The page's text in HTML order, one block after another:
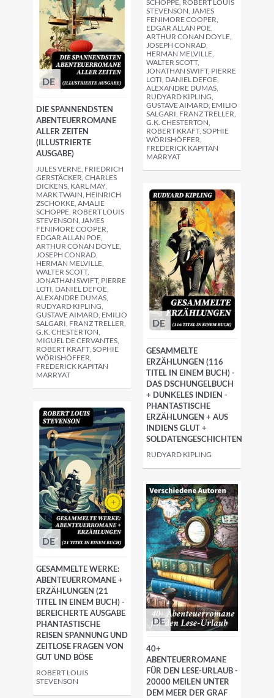
SCHOPPE, ROBERT LOUIS
STEVENSON, JAMES
FENIMORE COOPER,
EDGAR ALLAN POE,
ARTHUR CONAN DOYLE,
JOSEPH CONRAD,
HERMAN MELVILLE,
WALTER SCOTT,
JONATHAN SWIFT, PIERRE
LOTI, DANIEL DEFOE,
ALEXANDRE DUMAS,
RUDYARD KIPLING,
GUSTAVE AIMARD, EMILIO
SALGARI, FRANZ TRELLER,
G.K. CHESTERTON,
ROBERT KRAFT, SOPHIE
WÖRISHÖFFER,
FREDERICK KAPITÄN
MARRYAT
DE
DIE SPANNENDSTEN
ABENTEUERROMANE
ALLER ZEITEN
(ILLUSTRIERTE
AUSGABE)
JULES VERNE, FRIEDRICH
GERSTÄCKER, CHARLES
DICKENS, KARL MAY,
MARK TWAIN, HEINRICH
ZSCHOKKE, AMALIE
SCHOPPE, ROBERT LOUIS
STEVENSON, JAMES
FENIMORE COOPER,
EDGAR ALLAN POE,
ARTHUR CONAN DOYLE,
JOSEPH CONRAD,
HERMAN MELVILLE,
WALTER SCOTT,
JONATHAN SWIFT, PIERRE
LOTI, DANIEL DEFOE,
ALEXANDRE DUMAS,
RUDYARD KIPLING,
GUSTAVE AIMARD, EMILIO
SALGARI, FRANZ TRELLER,
G.K. CHESTERTON,
MIGUEL DE CERVANTES,
ROBERT KRAFT, SOPHIE
WÖRISHÖFFER,
FREDERICK KAPITÄN
MARRYAT
DE
GESAMMELTE
ERZÄHLUNGEN (116
TITEL IN EINEM BUCH) -
DAS DSCHUNGELBUCH
+ DUNKELES INDIEN -
PHANTASTISCHE
ERZÄHLUNGEN + AUS
INDIENS GLUT +
SOLDATENGESCHICHTEN
RUDYARD KIPLING
DE
GESAMMELTE WERKE:
ABENTEUERROMANE +
ERZÄHLUNGEN (21
TITEL IN EINEM BUCH) -
BEREICHERTE AUSGABE
PHANTASTISCHE
REISEN SPANNUNG UND
ZEITLOSE FRAGEN VON
GUT UND BÖSE
ROBERT LOUIS
STEVENSON
DE
40+
ABENTEUERROMANE
FÜR DEN LESE-URLAUB -
20000 MEILEN UNTER
DEM MEER DER GRAF